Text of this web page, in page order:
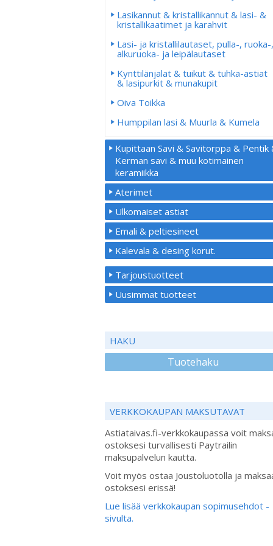
Lasikannut & kristallikannut & lasi- &
kristallikaatimet ja karahvit
Lasi- ja kristallilautaset, pulla-, ruoka-,
alkuruoka- ja leipälautaset
Kynttilänjalat & tuikut & tuhka-astiat
& lasipurkit & munakupit
Oiva Toikka
Humppilan lasi & Muurla & Kumela
Kupittaan Savi & Savitorppa & Pentik
Kerman savi & muu kotimainen
keramiikka
Aterimet
Ulkomaiset astiat
Emali & peltiesineet
Kalevala & desing korut.
Tarjoustuotteet
Uusimmat tuotteet
HAKU
Tuotehaku
VERKKOKAUPAN MAKSUTAVAT
Astiataivas.fi-verkkokaupassa voit
ostoksesi turvallisesti Paytrailin
maksupalvelun kautta.
Voit myös ostaa Joustoluotolla ja
ostoksesi erissä!
Lue lisää verkkokaupan sopimusehdot -
sivulta.